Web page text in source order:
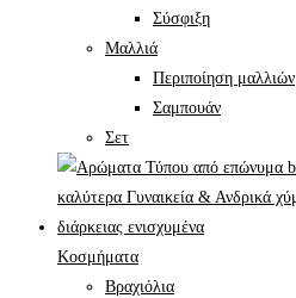
Σύσφιξη
Mαλλιά
Περιποίηση μαλλιών
Σαμπουάν
Σετ
Κοσμήματα
Βραχιόλια